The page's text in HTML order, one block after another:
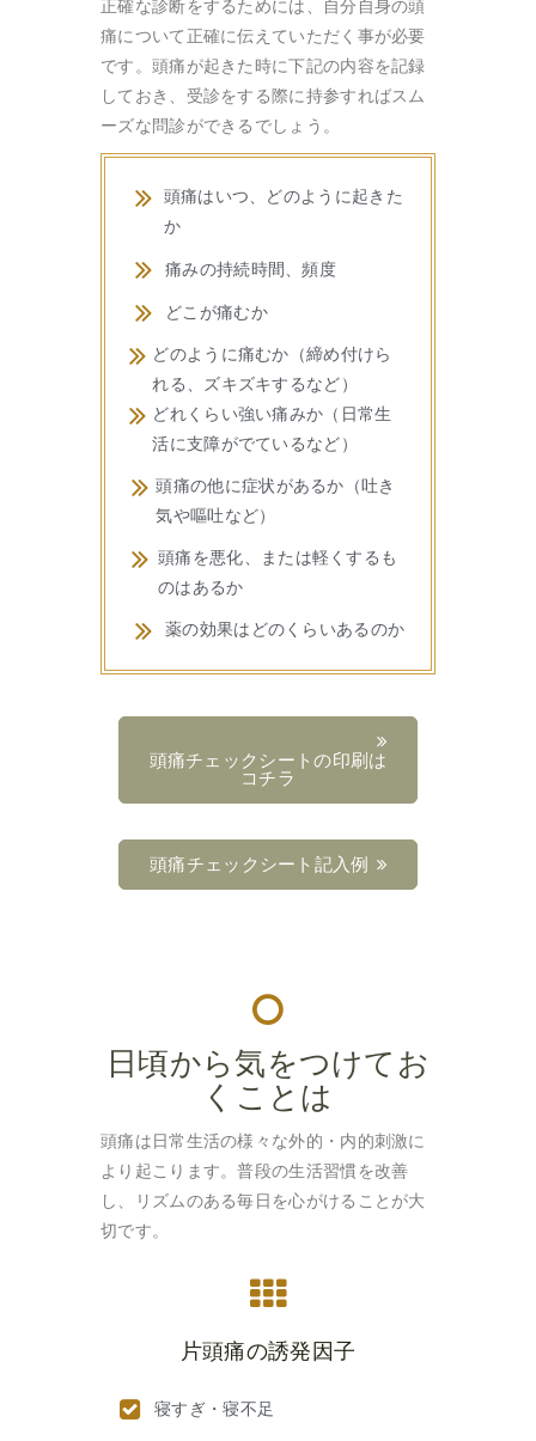
正確な診断をするためには、自分自身の頭
痛について正確に伝えていただく事が必要
です。頭痛が起きた時に下記の内容を記録
しておき、受診をする際に持参すればスム
ーズな問診ができるでしょう。
頭痛はいつ、どのように起きた
か
痛みの持続時間、頻度
どこが痛むか
どのように痛むか（締め付けら
れる、ズキズキするなど）
どれくらい強い痛みか（日常生
活に支障がでているなど）
頭痛の他に症状があるか（吐き
気や嘔吐など）
頭痛を悪化、または軽くするも
のはあるか
薬の効果はどのくらいあるのか
頭痛チェックシートの印刷は
コチラ
頭痛チェックシート記入例
日頃から気をつけてお
くことは
頭痛は日常生活の様々な外的・内的刺激に
より起こります。普段の生活習慣を改善
し、リズムのある毎日を心がけることが大
切です。
片頭痛の誘発因子
寝すぎ・寝不足